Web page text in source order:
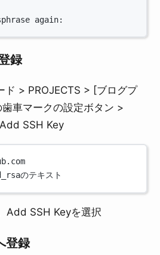
again:
録
ド > PROJECTS > [ブログプ
車マークの設定ボタン >
SSH Key
のテキスト
Add SSH Keyを選択
登録